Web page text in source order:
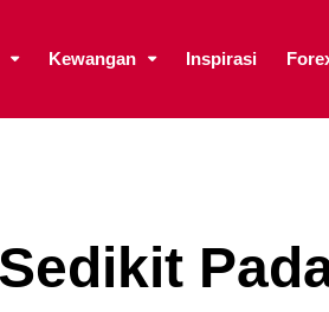
Kewangan Inspirasi